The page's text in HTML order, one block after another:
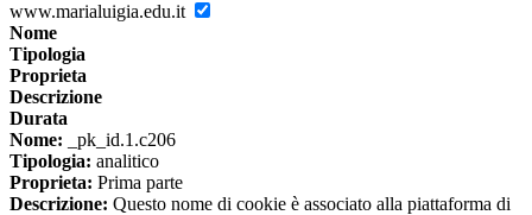
www.marialuigia.edu.it
Nome
Tipologia
Proprieta
Descrizione
Durata
Nome: _pk_id.1.c206
Tipologia: analitico
Proprieta: Prima parte
Descrizione: Questo nome di cookie è associato alla piattaforma di